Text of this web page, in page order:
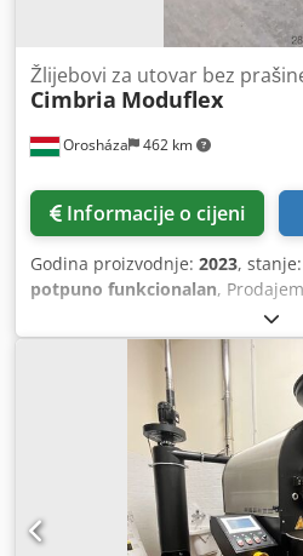
Orosháza 462 km
Žlijebovi za utovar bez
Cimbria Moduflex
Informacije o cijeni
Godina proizvodnje: 2023, stanje:
potpuno funkcionalan,
MODUFLEX F300JYMS/28 ATEX II
postavljeni zbog izmjena plana.
suhog rasutog materijala bez
cisterne, kamione s ravnom
zatvorene željezničke vagone i
Aptsa - Projektiran za teške
izdržljivost i veliki kapacitet. -
sve suhe rasute proizvode,
industrijske proizvode i sirovine.
zasebno. Za dodatne slike javite